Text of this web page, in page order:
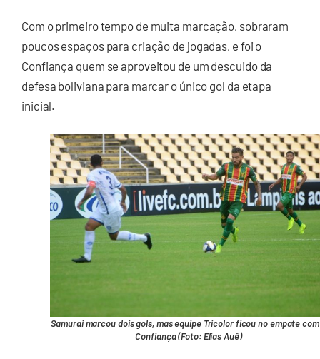
Com o primeiro tempo de muita marcação, sobraram
poucos espaços para criação de jogadas, e foi o
Confiança quem se aproveitou de um descuido da
defesa boliviana para marcar o único gol da etapa
inicial.
Samurai marcou dois gols, mas equipe Tricolor ficou no empate
Confiança (Foto: Elias Auê)